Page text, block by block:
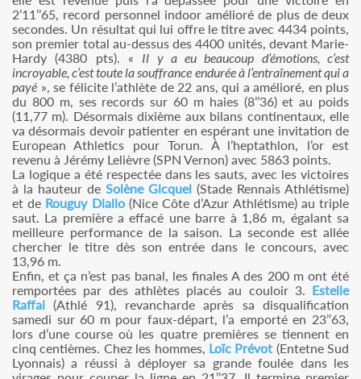
2’11’’65, record personnel indoor amélioré de plus de deux
secondes. Un résultat qui lui offre le titre avec 4434 points,
son premier total au-dessus des 4400 unités, devant Marie-
Hardy (4380 pts). « Il y a eu beaucoup d’émotions, c’est
incroyable, c’est toute la souffrance endurée à l’entraînement qui a
payé », se félicite l’athlète de 22 ans, qui a amélioré, en plus
du 800 m, ses records sur 60 m haies (8’’36) et au poids
(11,77 m). Désormais dixième aux bilans continentaux, elle
va désormais devoir patienter en espérant une invitation de
European Athletics pour Torun. À l’heptathlon, l’or est
revenu à Jérémy Lelièvre (SPN Vernon) avec 5863 points.
La logique a été respectée dans les sauts, avec les victoires
à la hauteur de Solène Gicquel (Stade Rennais Athlétisme)
et de Rouguy Diallo(Nice Côte d’Azur Athlétisme) au triple
saut. La première a effacé une barre à 1,86 m, égalant sa
meilleure performance de la saison. La seconde est allée
chercher le titre dès son entrée dans le concours, avec
13,96 m.
Enfin, et ça n’est pas banal, les finales A des 200 m ont été
remportées par des athlètes placés au couloir 3. Estelle
Raffai (Athlé 91), revancharde après sa disqualification
samedi sur 60 m pour faux-départ, l’a emporté en 23’’63,
lors d’une course où les quatre premières se tiennent en
cinq centièmes. Chez les hommes, Loïc Prévot (Entetne Sud
Lyonnais) a réussi à déployer sa grande foulée dans les